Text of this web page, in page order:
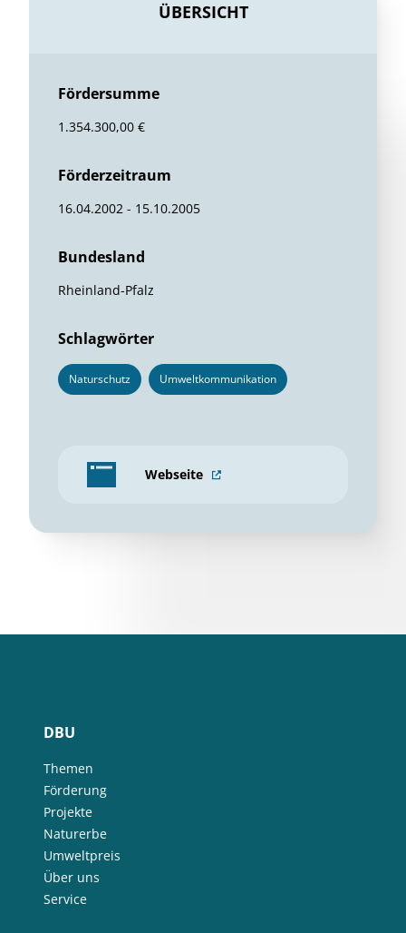
ÜBERSICHT
Fördersumme
1.354.300,00 €
Förderzeitraum
16.04.2002 - 15.10.2005
Bundesland
Rheinland-Pfalz
Schlagwörter
Naturschutz Umweltkommunikation
Webseite
DBU
Themen
Förderung
Projekte
Naturerbe
Umweltpreis
Über uns
Service